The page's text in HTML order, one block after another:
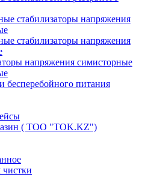
стабилизаторы напряжения
стабилизаторы напряжения
напряжения симисторные
бесперебойного питания
( ТОО "TOK.KZ")